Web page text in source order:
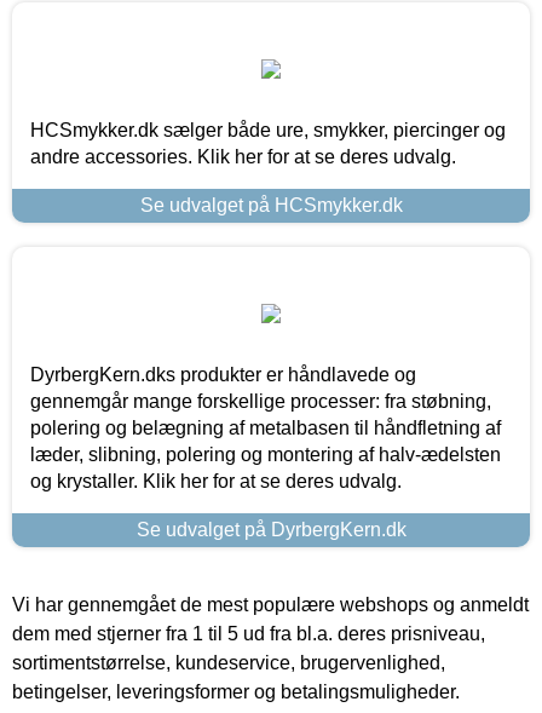
HCSmykker.dk sælger både ure, smykker, piercinger og
andre accessories. Klik her for at se deres udvalg.
Se udvalget på HCSmykker.dk
DyrbergKern.dks produkter er håndlavede og
gennemgår mange forskellige processer: fra støbning,
polering og belægning af metalbasen til håndfletning af
læder, slibning, polering og montering af halv-ædelsten
og krystaller. Klik her for at se deres udvalg.
Se udvalget på DyrbergKern.dk
Vi har gennemgået de mest populære webshops og anmeldt
dem med stjerner fra 1 til 5 ud fra bl.a. deres prisniveau,
sortimentstørrelse, kundeservice, brugervenlighed,
betingelser, leveringsformer og betalingsmuligheder.